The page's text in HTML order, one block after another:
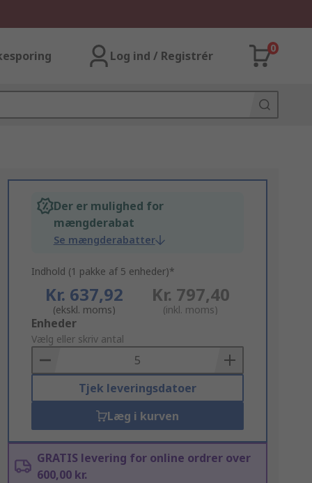
Log ind / Registrér
0
Der er mulighed for
mængderabat
Se mængderabatter
Indhold (1 pakke af 5 enheder)*
Kr. 637,92
(ekskl. moms)
Kr. 797,40
(inkl. moms)
Add
to
Basket
Enheder
Vælg eller skriv antal
Tjek leveringsdatoer
Læg i kurven
GRATIS levering for online ordrer over
600,00 kr.